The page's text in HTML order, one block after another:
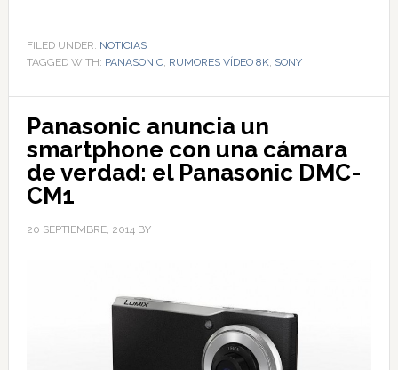
FILED UNDER: NOTICIAS
TAGGED WITH: PANASONIC, RUMORES VÍDEO 8K, SONY
Panasonic anuncia un
smartphone con una cámara
de verdad: el Panasonic DMC-
CM1
20 SEPTIEMBRE, 2014BY